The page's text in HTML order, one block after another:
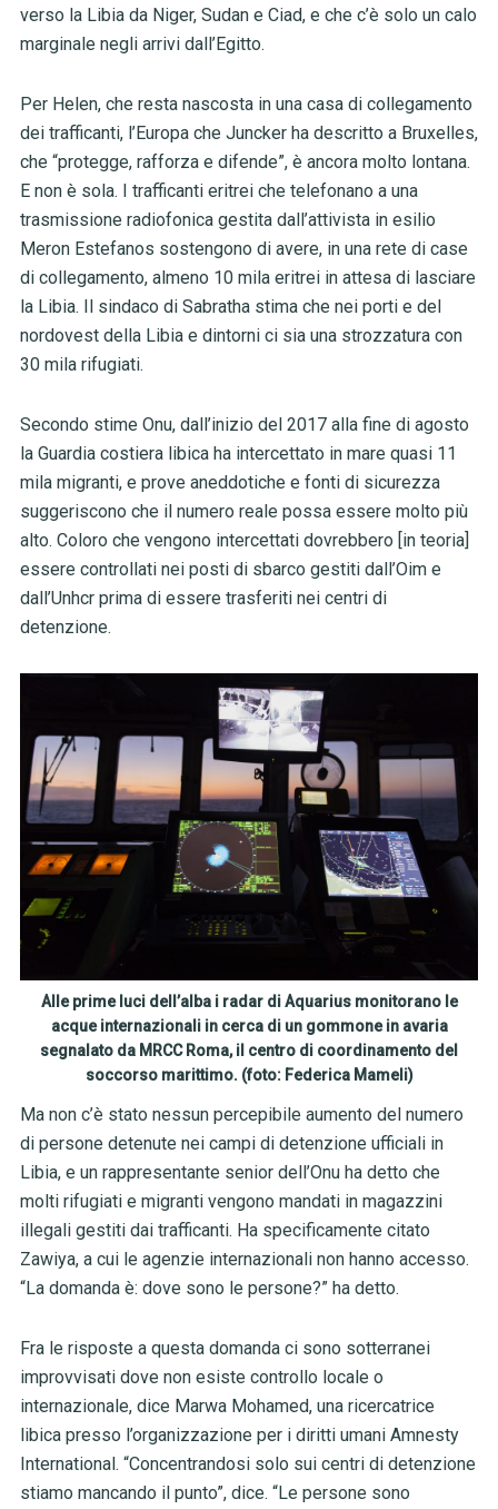
verso la Libia da Niger, Sudan e Ciad, e che c’è solo un calo
marginale negli arrivi dall’Egitto.
Per Helen, che resta nascosta in una casa di collegamento
dei trafficanti, l’Europa che Juncker ha descritto a Bruxelles,
che “protegge, rafforza e difende”, è ancora molto lontana.
E non è sola. I trafficanti eritrei che telefonano a una
trasmissione radiofonica gestita dall’attivista in esilio
Meron Estefanos sostengono di avere, in una rete di case
di collegamento, almeno 10 mila eritrei in attesa di lasciare
la Libia. Il sindaco di Sabratha stima che nei porti e del
nordovest della Libia e dintorni ci sia una strozzatura con
30 mila rifugiati.
Secondo stime Onu, dall’inizio del 2017 alla fine di agosto
la Guardia costiera libica ha intercettato in mare quasi 11
mila migranti, e prove aneddotiche e fonti di sicurezza
suggeriscono che il numero reale possa essere molto più
alto. Coloro che vengono intercettati dovrebbero [in teoria]
essere controllati nei posti di sbarco gestiti dall’Oim e
dall’Unhcr prima di essere trasferiti nei centri di
detenzione.
Alle prime luci dell’alba i radar di Aquarius monitorano le
acque internazionali in cerca di un gommone in avaria
segnalato da MRCC Roma, il centro di coordinamento del
soccorso marittimo. (foto: Federica Mameli)
Ma non c’è stato nessun percepibile aumento del numero
di persone detenute nei campi di detenzione ufficiali in
Libia, e un rappresentante senior dell’Onu ha detto che
molti rifugiati e migranti vengono mandati in magazzini
illegali gestiti dai trafficanti. Ha specificamente citato
Zawiya, a cui le agenzie internazionali non hanno accesso.
“La domanda è: dove sono le persone?” ha detto.
Fra le risposte a questa domanda ci sono sotterranei
improvvisati dove non esiste controllo locale o
internazionale, dice Marwa Mohamed, una ricercatrice
libica presso l’organizzazione per i diritti umani Amnesty
International. “Concentrandosi solo sui centri di detenzione
stiamo mancando il punto”, dice. “Le persone sono